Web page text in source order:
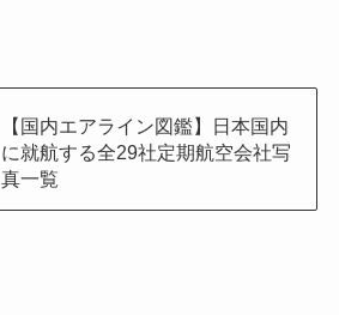
【国内エアライン図鑑】日本国内
に就航する全29社定期航空会社写
真一覧